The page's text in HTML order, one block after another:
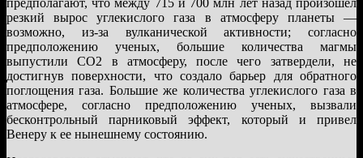
резкий вырос углекислого газа в атмосферу планеты —
возможно, из-за вулканической активности; согласно
предположению ученых, большие количества магмы
выпустили CO2 в атмосферу, после чего затвердели, не
достигнув поверхности, что создало барьер для обратного
поглощения газа. Большие же количества углекислого газа в
атмосфере, согласно предположению ученых, вызвали
бесконтрольный парниковый эффект, который и привел
Венеру к ее нынешнему состоянию.